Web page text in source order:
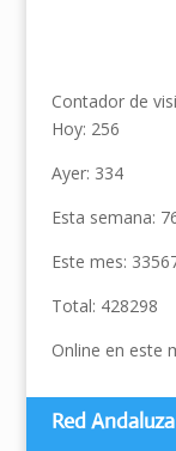
Contador de
Hoy: 256
Ayer: 334
Esta semana:
Este mes:
Total: 428298
Online en este
Red